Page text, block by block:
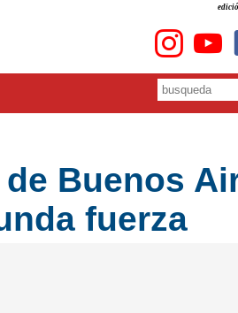
Buenos
fuerza